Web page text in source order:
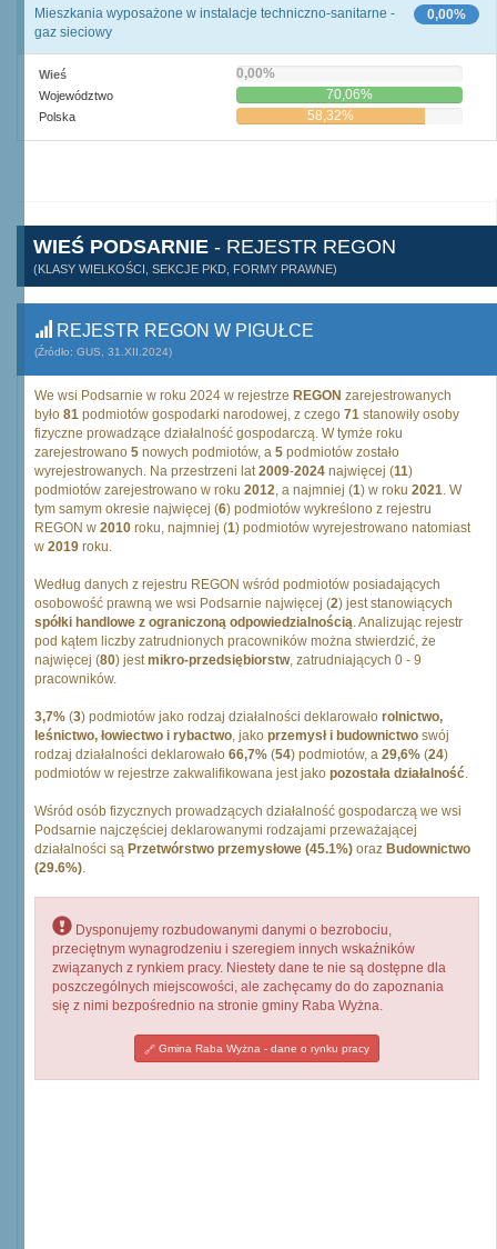
0,00%
Mieszkania wyposażone w instalacje techniczno-sanitarne -
gaz sieciowy
Wieś 0,00%
Województwo 70,06%
Polska 58,32%
WIEŚ PODSARNIE - REJESTR REGON
(KLASY WIELKOŚCI, SEKCJE PKD, FORMY PRAWNE)
REJESTR REGON W PIGUŁCE
(Źródło: GUS, 31.XII.2024)
We wsi Podsarnie w roku 2024 w rejestrze REGON zarejestrowanych
było 81 podmiotów gospodarki narodowej, z czego 71 stanowiły osoby
fizyczne prowadzące działalność gospodarczą. W tymże roku
zarejestrowano 5 nowych podmiotów, a 5 podmiotów zostało
wyrejestrowanych. Na przestrzeni lat2009-2024 najwięcej (11)
podmiotów zarejestrowano w roku 2012, a najmniej (1) w roku 2021. W
tym samym okresie najwięcej (6) podmiotów wykreślono z rejestru
REGON w 2010 roku, najmniej (1) podmiotów wyrejestrowano natomiast
w 2019 roku.
Według danych z rejestru REGON wśród podmiotów posiadających
osobowość prawną we wsi Podsarnie najwięcej (2) jest stanowiących
spółki handlowe z ograniczoną odpowiedzialnością. Analizując rejestr
pod kątem liczby zatrudnionych pracowników można stwierdzić, że
najwięcej (80) jestmikro-przedsiębiorstw, zatrudniających 0 - 9
pracowników.
3,7% (3) podmiotów jako rodzaj działalności deklarowało rolnictwo,
leśnictwo, łowiectwo i rybactwo, jako przemysł i budownictwo swój
rodzaj działalności deklarowało 66,7% (54) podmiotów, a 29,6% (24)
podmiotów w rejestrze zakwalifikowana jest jako pozostała działalność.
Wśród osób fizycznych prowadzących działalność gospodarczą we wsi
Podsarnie najczęściej deklarowanymi rodzajami przeważającej
działalności są Przetwórstwo przemysłowe (45.1%) oraz Budownictwo
(29.6%).
Dysponujemy rozbudowanymi danymi o bezrobociu,
przeciętnym wynagrodzeniu i szeregiem innych wskaźników
związanych z rynkiem pracy. Niestety dane te nie są dostępne dla
poszczególnych miejscowości, ale zachęcamy do do zapoznania
się z nimi bezpośrednio na stronie gminy Raba Wyżna.
Gmina Raba Wyżna - dane o rynku pracy